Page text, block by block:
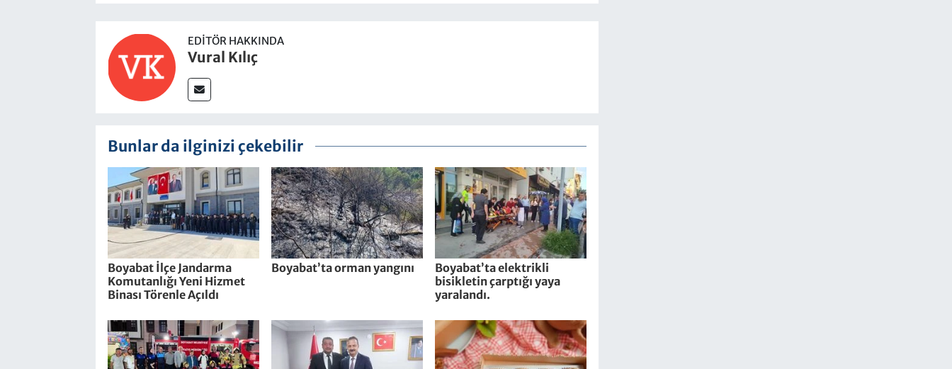
EDITÖR HAKKINDA
Vural Kılıç
Bunlar da ilginizi çekebilir
Boyabat İlçe Jandarma
Komutanlığı Yeni Hizmet
Binası Törenle Açıldı
Boyabat’ta orman yangını
Boyabat’ta elektrikli
bisikletin çarptığı yaya
yaralandı.